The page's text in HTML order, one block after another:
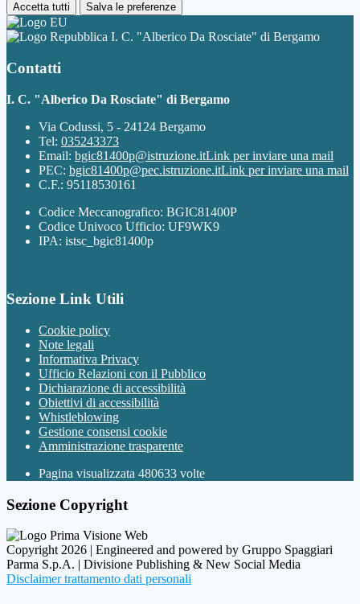
Accetta tutti Salva le preferenze
I. C. "Alberico Da Rosciate" di Bergamo
Contatti
I. C. "Alberico Da Rosciate" di Bergamo
Via Codussi, 5 - 24124 Bergamo
Tel: 035243373
Email: bgic81400p@istruzione.itLink per inviare una mail
PEC: bgic81400p@pec.istruzione.itLink per inviare una mail
C.F.: 95118530161
Codice Meccanografico: BGIC81400P
Codice Univoco Ufficio: UF9WK9
IPA: istsc_bgic81400p
Sezione Link Utili
Cookie policy
Note legali
Informativa Privacy
Ufficio Relazioni con il Pubblico
Dichiarazione di accessibilità
Obiettivi di accessibilità
Whistleblowing
Gestione consensi cookie
Amministrazione trasparente
Pagina visualizzata 480633 volte
Sezione Copyright
Copyright 2026 | Engineered and powered by Gruppo Spaggiari
Parma S.p.A. | Divisione Publishing & New Social Media
Disclaimer trattamento dati personali